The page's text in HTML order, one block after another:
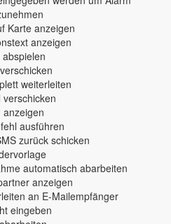
Karte anzeigen
anzeigen
abspielen
weiterleiten
verschicken
anzeigen
ausführen
zurück schicken
automatisch abarbeiten
anzeigen
an E-Mailempfänger
eingeben